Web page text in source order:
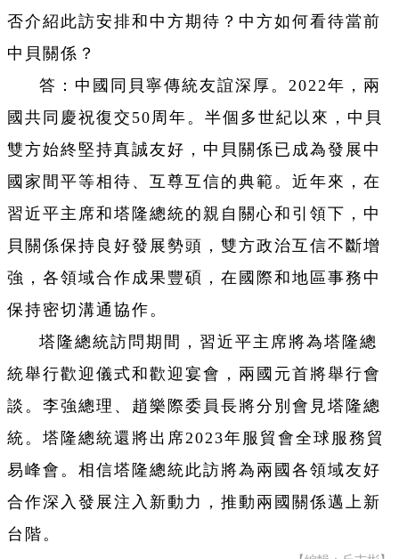
否介紹此訪安排和中方期待？中方如何看待當前
中貝關係？
答：中國同貝寧傳統友誼深厚。2022年，兩
國共同慶祝復交50周年。半個多世紀以來，中貝
雙方始終堅持真誠友好，中貝關係已成為發展中
國家間平等相待、互尊互信的典範。近年來，在
習近平主席和塔隆總統的親自關心和引領下，中
貝關係保持良好發展勢頭，雙方政治互信不斷增
強，各領域合作成果豐碩，在國際和地區事務中
保持密切溝通協作。
塔隆總統訪問期間，習近平主席將為塔隆總
統舉行歡迎儀式和歡迎宴會，兩國元首將舉行會
談。李強總理、趙樂際委員長將分別會見塔隆總
統。塔隆總統還將出席2023年服貿會全球服務貿
易峰會。相信塔隆總統此訪將為兩國各領域友好
合作深入發展注入新動力，推動兩國關係邁上新
台階。